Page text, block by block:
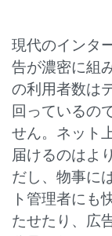
現代のインタ
告が濃密に組
の利用者数は
回っているの
せん。ネット
届けるのはよ
だし、物事に
ト管理者にも
たせたり、広